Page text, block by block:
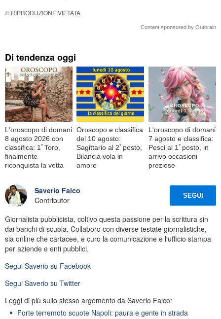
© RIPRODUZIONE VIETATA
Content sponsored by Outbrain
Di tendenza oggi
L'oroscopo di domani
8 agosto 2026 con
classifica: 1ﾟToro,
finalmente
riconquista la vetta
Oroscopo e classifica
del 10 agosto:
Sagittario al 2ﾟposto,
Bilancia vola in
amore
L'oroscopo di domani
7 agosto e classifica:
Pesci al 1ﾟposto, in
arrivo occasioni
preziose
Saverio Falco
Contributor
SEGUI
Giornalista pubblicista, coltivo questa passione per la scrittura sin
dai banchi di scuola. Collaboro con diverse testate giornalistiche,
sia online che cartacee, e curo la comunicazione e l'ufficio stampa
per aziende e enti pubblici.
Segui Saverio su Facebook
Segui Saverio su Twitter
Leggi di più sullo stesso argomento da Saverio Falco:
Forte terremoto scuote Napoli: paura e gente in strada